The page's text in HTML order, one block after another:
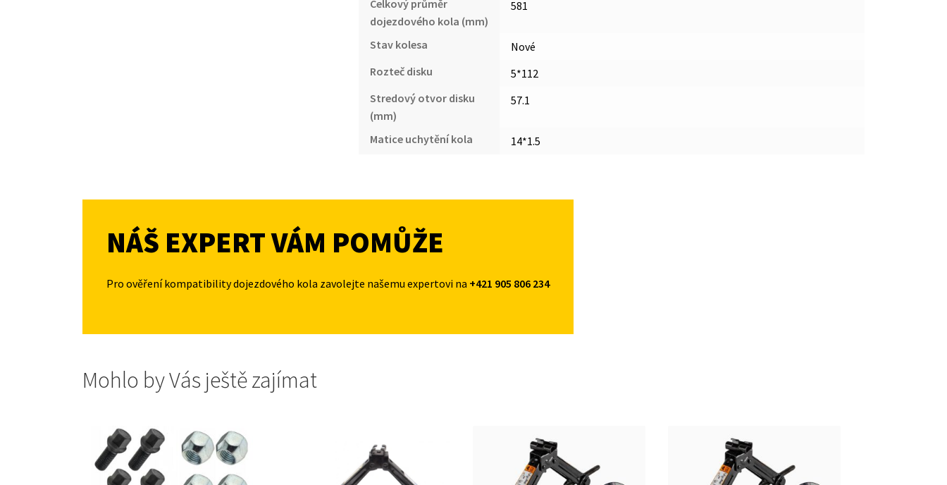
Celkový průměr
dojezdového kola (mm)
581
Stav kolesa
Nové
Rozteč disku
5*112
Stredový otvor disku
(mm)
57.1
Matice uchytění kola 14*1.5
NÁŠ EXPERT VÁM POMŮŽE
Pro ověření kompatibility dojezdového kola zavolejte našemu expertovi na +421 905 806 234
Mohlo by Vás ještě zajímat